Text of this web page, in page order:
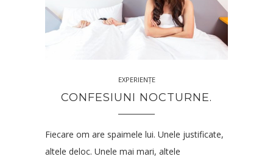
EXPERIENȚE
CONFESIUNI NOCTURNE.
Fiecare om are spaimele lui. Unele justificate,
altele deloc. Unele mai mari, altele